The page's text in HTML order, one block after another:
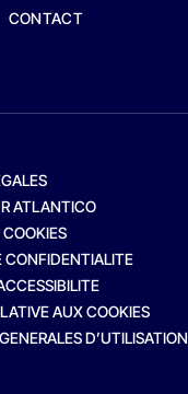
CONTACT
ATLANTICO
CONFIDENTIALITE
AUX COOKIES
D’UTILISATION